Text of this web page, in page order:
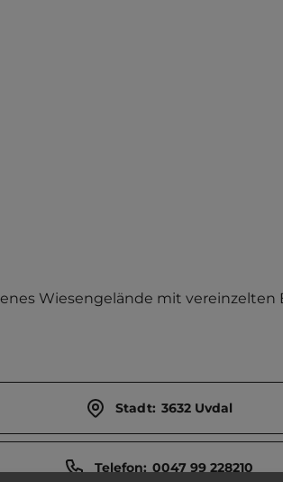
Wiesengelände mit vereinzelten
Stadt: 3632 Uvdal
Telefon: 0047 99 228210